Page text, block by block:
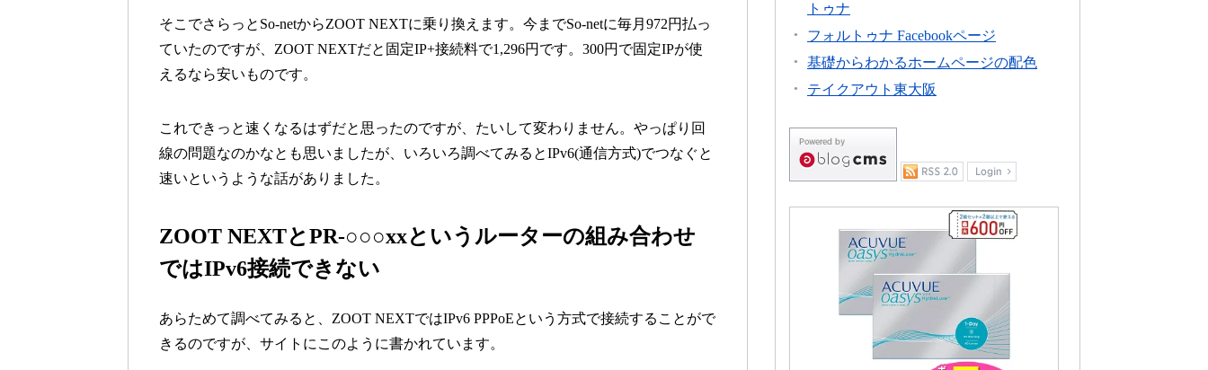
そこでさらっとSo-netからZOOT NEXTに乗り換えます。今までSo-netに毎月972円払っ
ていたのですが、ZOOT NEXTだと固定IP+接続料で1,296円です。300円で固定IPが使
えるなら安いものです。
これできっと速くなるはずだと思ったのですが、たいして変わりません。やっぱり回
線の問題なのかなとも思いましたが、いろいろ調べてみるとIPv6(通信方式)でつなぐと
速いというような話がありました。
ZOOT NEXTとPR-○○○xxというルーターの組み合わせ
ではIPv6接続できない
あらためて調べてみると、ZOOT NEXTではIPv6 PPPoEという方式で接続することがで
きるのですが、サイトにこのように書かれています。
トゥナ
フォルトゥナ Facebookページ
基礎からわかるホームページの配色
テイクアウト東大阪